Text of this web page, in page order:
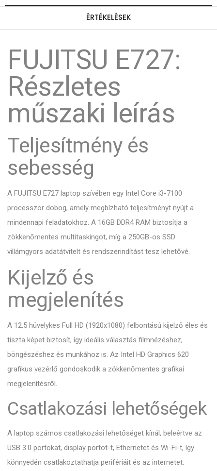
ÉRTÉKELÉSEK
FUJITSU E727:
Részletes
műszaki leírás
Teljesítmény és
sebesség
A FUJITSU E727 laptop szívében egy Intel Core i3-7100
processzor dobog, amely megbízható teljesítményt nyújt a
mindennapi feladatokhoz. A 16GB DDR4 RAM biztosítja a
zökkenőmentes multitaskingot, míg a 250GB-os SSD
villámgyors adatátvitelt és rendszerindítást tesz lehetővé.
Kijelző és
megjelenítés
A 12.5 hüvelykes Full HD (1920x1080) felbontású kijelző éles és
tiszta képet biztosít, így ideális választás filmnézéshez,
böngészéshez és munkához is. Az Intel HD Graphics 620
grafikus vezérlő gondoskodik a zökkenőmentes grafikai
megjelenítésről.
Csatlakozási lehetőségek
A laptop számos csatlakozási lehetőséget kínál, beleértve az
USB 3.0 portokat, display portot-t, Ethernetet és Wi-Fi-t, így
könnyedén csatlakoztathatja perifériáit és az internetet.